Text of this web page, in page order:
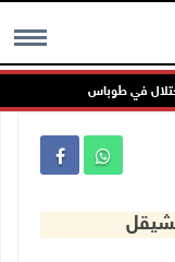
MENU في طوباس